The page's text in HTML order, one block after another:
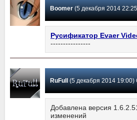
Boomer(5 декабря 2014 22:25)
Русификатор Evaer
----------------
RuFull(5 декабря 2014 19:00)
Добавлена версия
изменений